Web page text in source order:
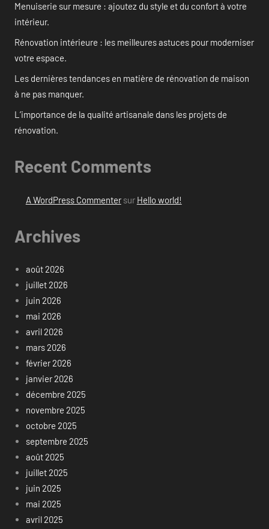
Menuiserie sur mesure : ajoutez du style et du confort à votre
intérieur.
Rénovation intérieure : les meilleures astuces pour moderniser
votre espace.
Les dernières tendances en matière de rénovation de maison
à ne pas manquer.
L’importance de la qualité artisanale dans les projets de
rénovation.
Recent Comments
A WordPress Commentersur Hello world!
Archives
août 2026
juillet 2026
juin 2026
mai 2026
avril 2026
mars 2026
février 2026
janvier 2026
décembre 2025
novembre 2025
octobre 2025
septembre 2025
août 2025
juillet 2025
juin 2025
mai 2025
avril 2025